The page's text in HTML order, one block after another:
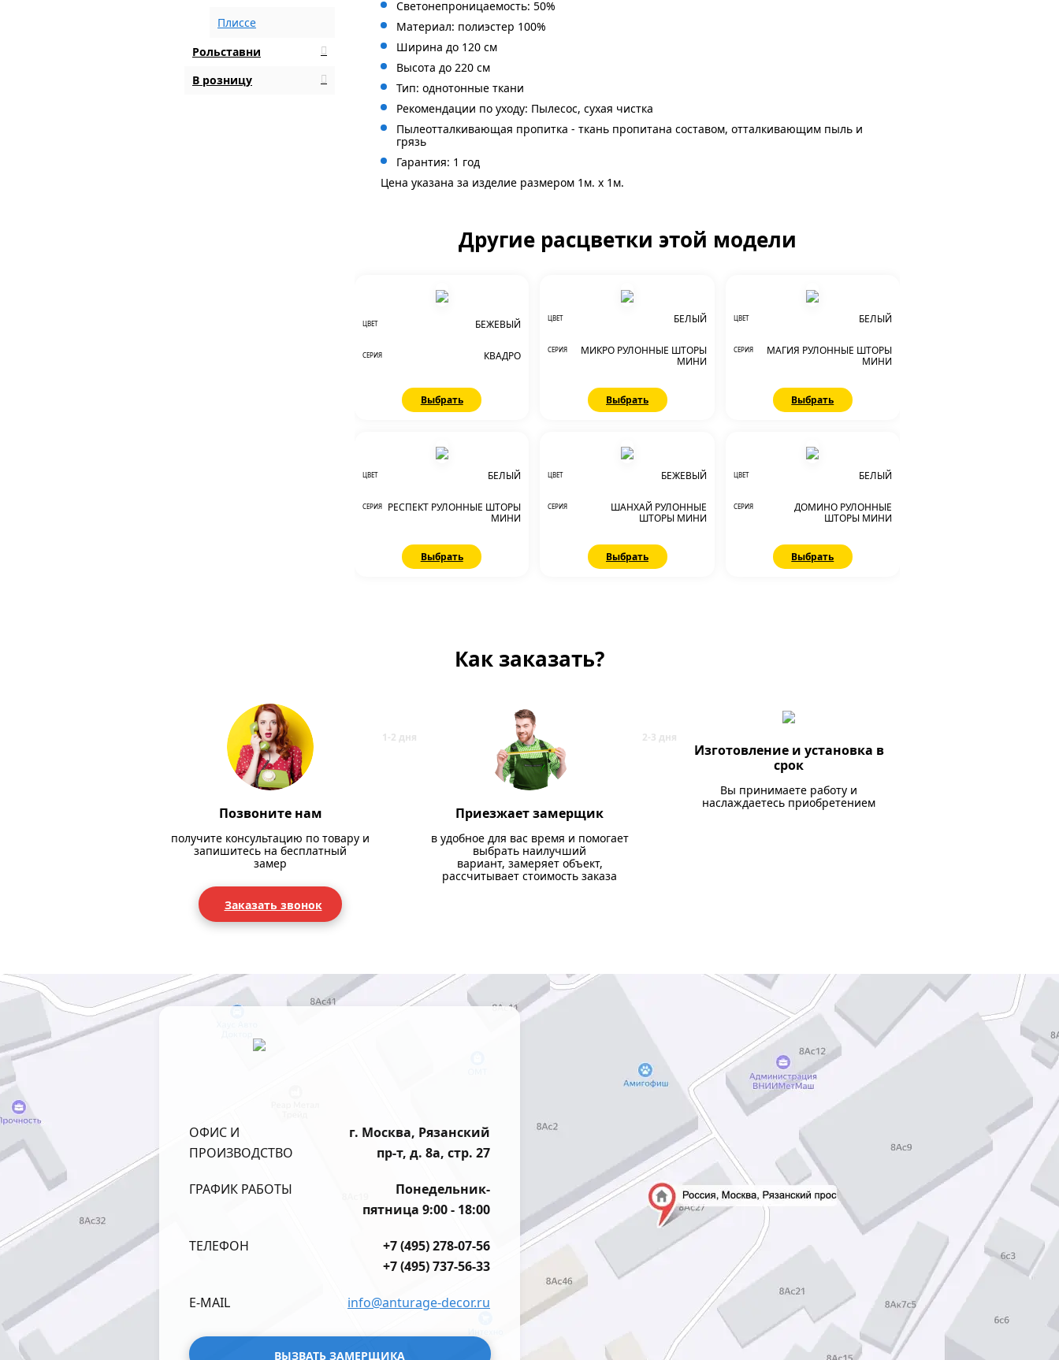
Плиссе
Рольставни
В розницу
Светонепроницаемость: 50%
Материал: полиэстер 100%
Ширина до 120 см
Высота до 220 см
Тип: однотонные ткани
Рекомендации по уходу: Пылесос, сухая чистка
Пылеотталкивающая пропитка - ткань пропитана составом, отталкивающим пыль и
грязь
Гарантия: 1 год
Цена указана за изделие размером 1м. x 1м.
Другие расцветки этой модели
ЦВЕТ БЕЖЕВЫЙ
СЕРИЯ КВАДРО
Выбрать
ЦВЕТ БЕЛЫЙ
СЕРИЯ
МИКРО РУЛОННЫЕ ШТОРЫ
МИНИ
Выбрать
ЦВЕТ БЕЛЫЙ
СЕРИЯ
МАГИЯ РУЛОННЫЕ ШТОРЫ
МИНИ
Выбрать
ЦВЕТ БЕЛЫЙ
СЕРИЯ
РЕСПЕКТ РУЛОННЫЕ ШТОРЫ
МИНИ
Выбрать
ЦВЕТ БЕЖЕВЫЙ
СЕРИЯ
ШАНХАЙ РУЛОННЫЕ
ШТОРЫ МИНИ
Выбрать
ЦВЕТ БЕЛЫЙ
СЕРИЯ
ДОМИНО РУЛОННЫЕ
ШТОРЫ МИНИ
Выбрать
Как заказать?
Позвоните нам
получите консультацию по товару и
запишитесь на бесплатный
замер
Заказать звонок
Приезжает замерщик
в удобное для вас время и помогает
выбрать наилучший
вариант, замеряет объект,
рассчитывает стоимость заказа
Изготовление и установка в
срок
Вы принимаете работу и
наслаждаетесь приобретением
ОФИС И
ПРОИЗВОДСТВО
г. Москва, Рязанский
пр-т, д. 8а, стр. 27
ГРАФИК РАБОТЫ
Понедельник-
пятница 9:00 - 18:00
ТЕЛЕФОН
+7 (495) 278-07-56
+7 (495) 737-56-33
E-MAIL info@anturage-decor.ru
ВЫЗВАТЬ ЗАМЕРЩИКА